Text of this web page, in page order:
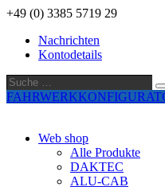
+49 (0) 3385 5719 29
Nachrichten
Kontodetails
Suche
…
Web shop
Alle Produkte
DAKTEC
ALU-CAB